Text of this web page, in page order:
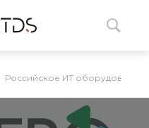
Российское ИТ оборудование